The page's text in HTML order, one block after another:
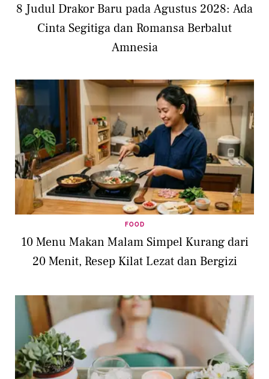
8 Judul Drakor Baru pada Agustus 2028: Ada
Cinta Segitiga dan Romansa Berbalut
Amnesia
FOOD
10 Menu Makan Malam Simpel Kurang dari
20 Menit, Resep Kilat Lezat dan Bergizi